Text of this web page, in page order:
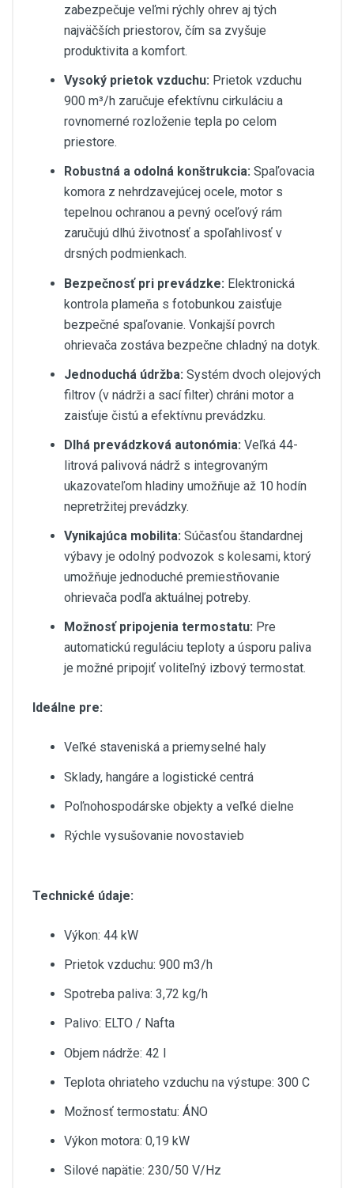
zabezpečuje veľmi rýchly ohrev aj tých
najväčších priestorov, čím sa zvyšuje
produktivita a komfort.
Vysoký prietok vzduchu: Prietok vzduchu
900 m³/h zaručuje efektívnu cirkuláciu a
rovnomerné rozloženie tepla po celom
priestore.
Robustná a odolná konštrukcia: Spaľovacia
komora z nehrdzavejúcej ocele, motor s
tepelnou ochranou a pevný oceľový rám
zaručujú dlhú životnosť a spoľahlivosť v
drsných podmienkach.
Bezpečnosť pri prevádzke: Elektronická
kontrola plameňa s fotobunkou zaisťuje
bezpečné spaľovanie. Vonkajší povrch
ohrievača zostáva bezpečne chladný na dotyk.
Jednoduchá údržba: Systém dvoch olejových
filtrov (v nádrži a sací filter) chráni motor a
zaisťuje čistú a efektívnu prevádzku.
Dlhá prevádzková autonómia: Veľká 44-
litrová palivová nádrž s integrovaným
ukazovateľom hladiny umožňuje až 10 hodín
nepretržitej prevádzky.
Vynikajúca mobilita: Súčasťou štandardnej
výbavy je odolný podvozok s kolesami, ktorý
umožňuje jednoduché premiestňovanie
ohrievača podľa aktuálnej potreby.
Možnosť pripojenia termostatu: Pre
automatickú reguláciu teploty a úsporu paliva
je možné pripojiť voliteľný izbový termostat.
Ideálne pre:
Veľké staveniská a priemyselné haly
Sklady, hangáre a logistické centrá
Poľnohospodárske objekty a veľké dielne
Rýchle vysušovanie novostavieb
Technické údaje:
Výkon: 44 kW
Prietok vzduchu: 900 m3/h
Spotreba paliva: 3,72 kg/h
Palivo: ELTO / Nafta
Objem nádrže: 42 l
Teplota ohriateho vzduchu na výstupe: 300 C
Možnosť termostatu: ÁNO
Výkon motora: 0,19 kW
Silové napätie: 230/50 V/Hz